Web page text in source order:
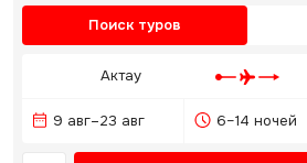
Поиск туров
Актау
9 авг–23 авг 6–14 ночей